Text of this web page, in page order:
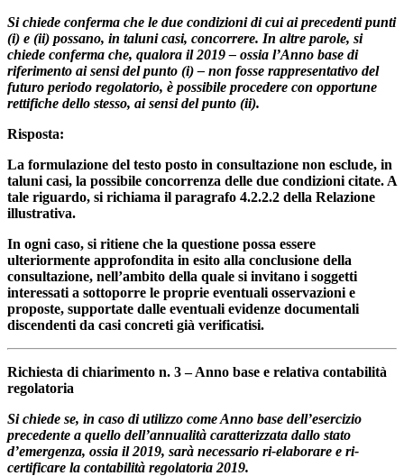
Si chiede conferma che le due condizioni di cui ai precedenti punti
(i) e (ii) possano, in taluni casi, concorrere. In altre parole, si
chiede conferma che, qualora il 2019 – ossia l’Anno base di
riferimento ai sensi del punto (i) – non fosse rappresentativo del
futuro periodo regolatorio, è possibile procedere con opportune
rettifiche dello stesso, ai sensi del punto (ii).
Risposta:
La formulazione del testo posto in consultazione non esclude, in
taluni casi, la possibile concorrenza delle due condizioni citate. A
tale riguardo, si richiama il paragrafo 4.2.2.2 della Relazione
illustrativa.
In ogni caso, si ritiene che la questione possa essere
ulteriormente approfondita in esito alla conclusione della
consultazione, nell’ambito della quale si invitano i soggetti
interessati a sottoporre le proprie eventuali osservazioni e
proposte, supportate dalle eventuali evidenze documentali
discendenti da casi concreti già verificatisi.
Richiesta di chiarimento n. 3 – Anno base e relativa contabilità
regolatoria
Si chiede se, in caso di utilizzo come Anno base dell’esercizio
precedente a quello dell’annualità caratterizzata dallo stato
d’emergenza, ossia il 2019, sarà necessario ri-elaborare e ri-
certificare la contabilità regolatoria 2019.